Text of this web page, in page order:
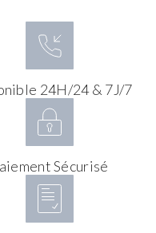
24H/24 & 7J/7
Sécurisé